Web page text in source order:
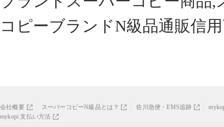
コピーブランドN級品通販信
会社概要 スーパーコピーN級品とは？ 佐川急便・EMS追跡
mykopi 支払い方法